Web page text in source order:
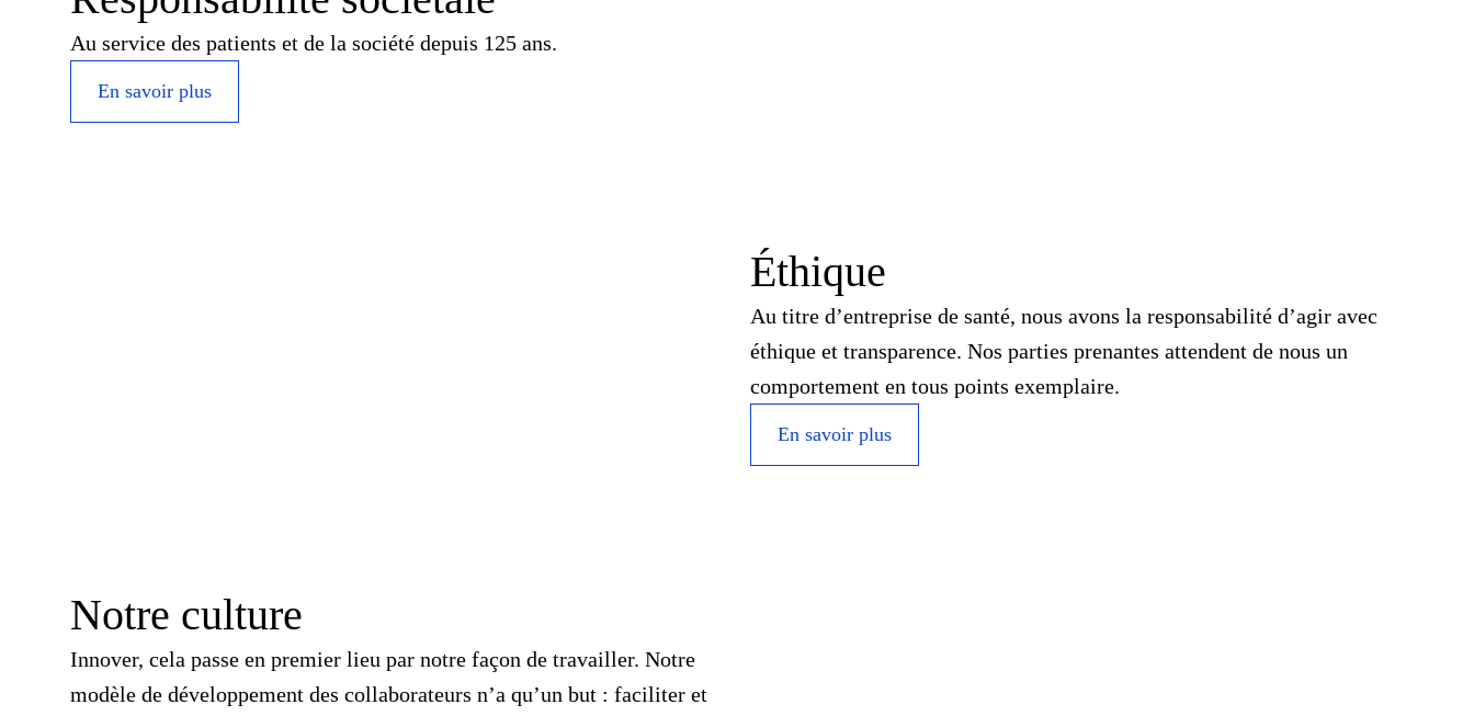
Au service des patients et de la société depuis 125 ans.
En savoir plus
Éthique
Au titre d’entreprise de santé, nous avons la responsabilité d’agir avec
éthique et transparence. Nos parties prenantes attendent de nous un
comportement en tous points exemplaire.
En savoir plus
Notre culture
Innover, cela passe en premier lieu par notre façon de travailler. Notre
modèle de développement des collaborateurs n’a qu’un but : faciliter et